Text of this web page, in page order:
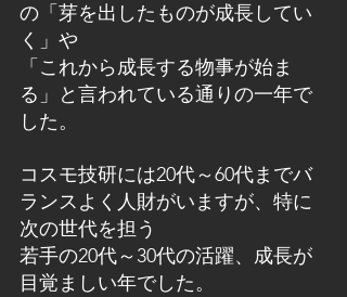
の「芽を出したものが成長してい
く」や
「これから成長する物事が始ま
る」と言われている通りの一年で
した。
コスモ技研には20代～60代までバ
ランスよく人財がいますが、特に
次の世代を担う
若手の20代～30代の活躍、成長が
目覚ましい年でした。